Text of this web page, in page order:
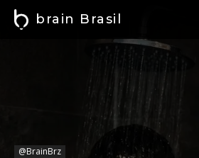
brain Brasil
@BrainBrz